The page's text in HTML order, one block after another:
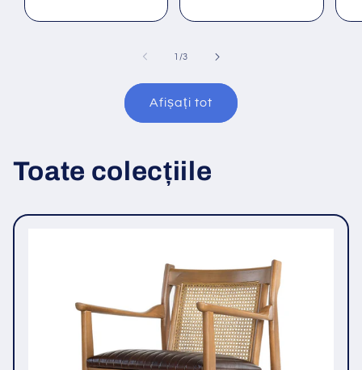
1 /din
3
Afișați tot
Toate colecțiile